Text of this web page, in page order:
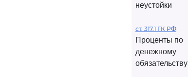
неустойки
ст. 317.1 ГК РФ
Проценты по
денежному
обязательству